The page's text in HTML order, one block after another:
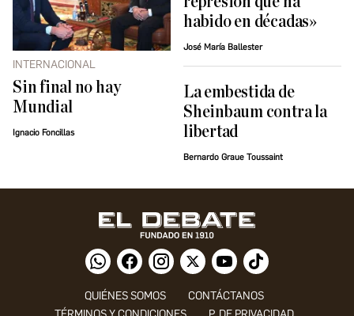
INTERNACIONAL
Sin final no hay
Mundial
Ignacio Foncillas
habido en décadas»
José María Ballester
La embestida de
Sheinbaum contra la
libertad
Bernardo Graue Toussaint
QUIÉNES SOMOS
CONTÁCTANOS